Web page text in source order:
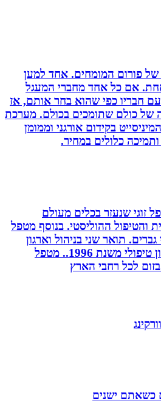
המומחים. אחד למען
כל אחד מחברי המעגל
כפי שהוא בחר אותם, אז
שתומכים בכולם. מערכת
בקידום אורגני וממומן
כלולים במחיר.
שנעזר בכלים מעולם
ההוליסטי. בנוסף מטפל
תואר שני בניהול וארגון
מערכות חינוך. ניסיון טיפולי משנת 1996.. מטפל
לכל רחבי הארץ
ישנים